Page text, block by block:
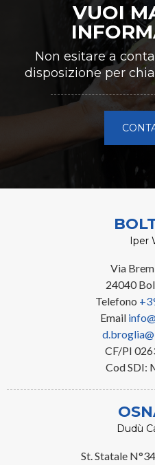
VUOI
Non esitare a
disposizione per
Iper
Via
24040
Telefono
Email
CF/PI
Cod SDI:
Dudù
St. Statale